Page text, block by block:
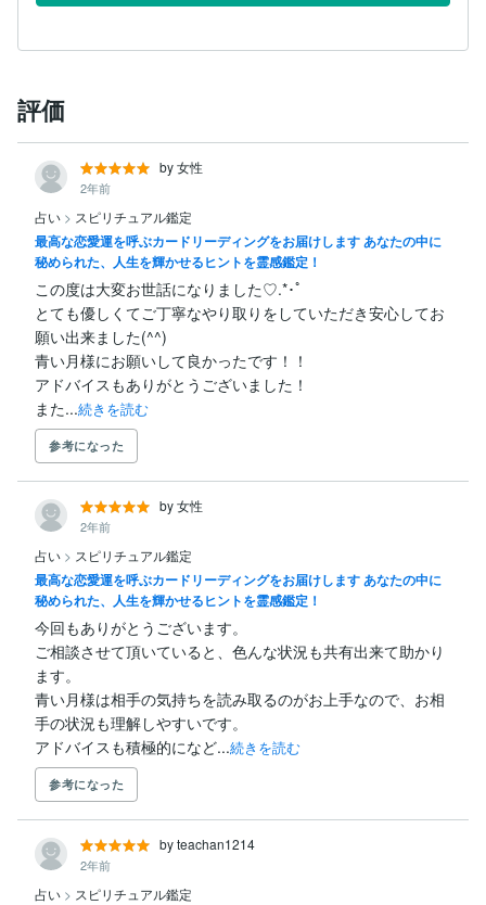
評価
by 女性
2年前
占い > スピリチュアル鑑定
最高な恋愛運を呼ぶカードリーディングをお届けします あなたの中に
秘められた、人生を輝かせるヒントを霊感鑑定！
この度は大変お世話になりました♡.*･ﾟ
とても優しくてご丁寧なやり取りをしていただき安心してお
願い出来ました(^^)
青い月様にお願いして良かったです！！
アドバイスもありがとうございました！
また...続きを読む
参考になった
by 女性
2年前
占い > スピリチュアル鑑定
最高な恋愛運を呼ぶカードリーディングをお届けします あなたの中に
秘められた、人生を輝かせるヒントを霊感鑑定！
今回もありがとうございます。
ご相談させて頂いていると、色んな状況も共有出来て助かり
ます。
青い月様は相手の気持ちを読み取るのがお上手なので、お相
手の状況も理解しやすいです。
アドバイスも積極的になど...続きを読む
参考になった
by teachan1214
2年前
占い > スピリチュアル鑑定